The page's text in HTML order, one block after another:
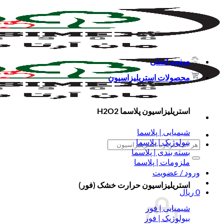
to
content
جستجو
برای:
ورود / عضویت
0 ریال
صفحه اصلی
محصولات استریلیزاسیون
استریلیزاسیون پلاسما H2O2
شیمیایی | پلاسما
بیولوژیک | پلاسما
بسته بندی | پلاسما
ملزومات | پلاسما
استریلیزاسیون حرارت خشک (فور)
شیمیایی | فور
بیولوژیک | فور